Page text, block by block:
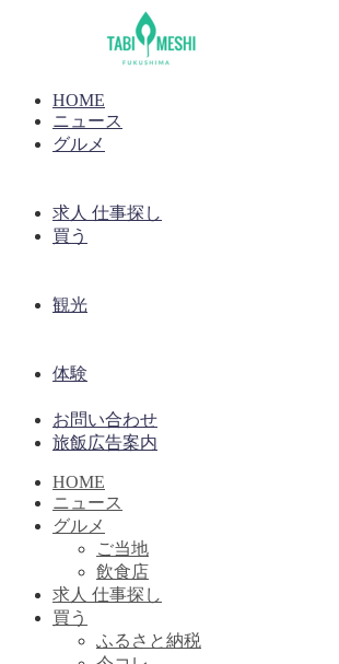
HOME
ニュース
グルメ
求人 仕事探し
買う
観光
体験
お問い合わせ
旅飯広告案内
HOME
ニュース
グルメ
ご当地
飲食店
求人 仕事探し
買う
ふるさと納税